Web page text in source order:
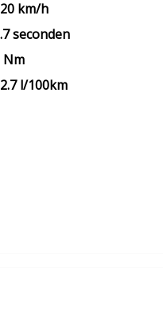
km/h
seconden
Nm
l/100km